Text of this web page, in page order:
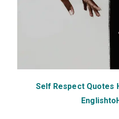
Self Respect Quotes